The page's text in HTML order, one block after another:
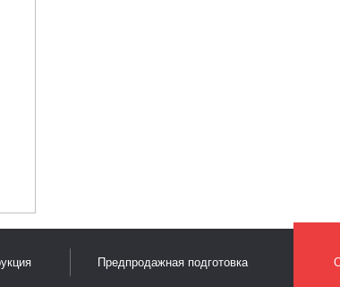
Предпродажная подготовка